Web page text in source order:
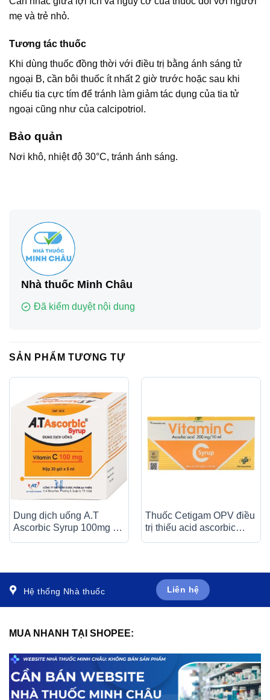
mẹ và trẻ nhỏ.
Tương tác thuốc
Khi dùng thuốc đồng thời với điều trị bằng ánh sáng tử
ngoại B, cần bôi thuốc ít nhất 2 giờ trước hoặc sau khi
chiếu tia cực tím để tránh làm giảm tác dụng của tia tử
ngoại cũng như của calcipotriol.
Bảo quản
Nơi khô, nhiệt độ 30°C, tránh ánh sáng.
Nhà thuốc Minh Châu
Đã kiểm duyệt nội dung
SẢN PHẨM TƯƠNG TỰ
Dung dịch uống A.T
Ascorbic Syrup 100mg bổ
Thuốc Cetigam OPV điều
trị thiếu acid ascorbic
Hệ thống Nhà thuốc Liên hệ
MUA NHANH TẠI SHOPEE: